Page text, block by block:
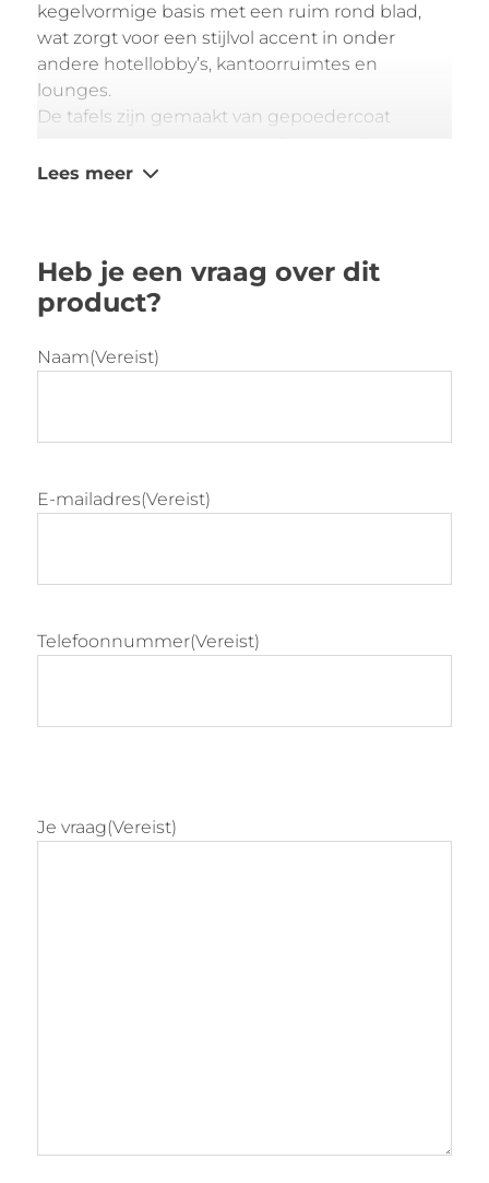
kegelvormige basis met een ruim rond blad,
wat zorgt voor een stijlvol accent in onder
andere hotellobby’s, kantoorruimtes en
lounges.
De tafels zijn gemaakt van gepoedercoat
een uitgesproken uitstraling. Verkrijgbaar in
Kleuren: olijfgroen, zijdegrijs, lichtgrijs, RAL
kleur
46 cm) of salontafel (∅ 70 cm, hoogte 36
cm)
Lees meer
Heb je een vraag over dit
product?
Naam(Vereist)
E-mailadres(Vereist)
Telefoonnummer(Vereist)
Je vraag(Vereist)